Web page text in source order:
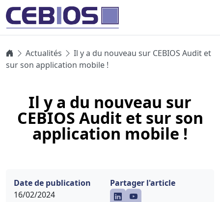
Actualités
Il y a du nouveau sur CEBIOS Audit et
sur son application mobile !
Il y a du nouveau sur
CEBIOS Audit et sur son
application mobile !
Date de publication
16/02/2024
Partager l'article